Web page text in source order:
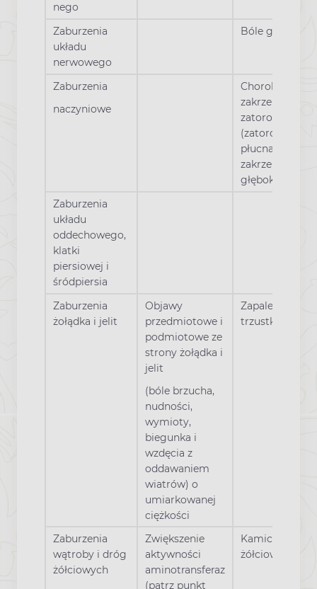
nego
Zaburzenia
układu
nerwowego
Bóle głowy
Zaburzenia
naczyniowe
Choroba
zakrzepowo-
zatorowa
(zatorowość
płucna,
zakrzepica żył
Zaburzenia
układu
oddechowego,
klatki
piersiowej i
śródpiersia
Zaburzenia
żołądka i jelit
Objawy
przedmiotowe i
podmiotowe ze
strony żołądka i
jelit
(bóle brzucha,
nudności,
wymioty,
biegunka i
wzdęcia z
oddawaniem
wiatrów) o
umiarkowanej
ciężkości
Zapalenie
trzustki*
Zaburzenia
wątroby i dróg
żółciowych
Zwiększenie
aktywności
aminotransferaz
(patrz punkt
Kamica
żółciowa